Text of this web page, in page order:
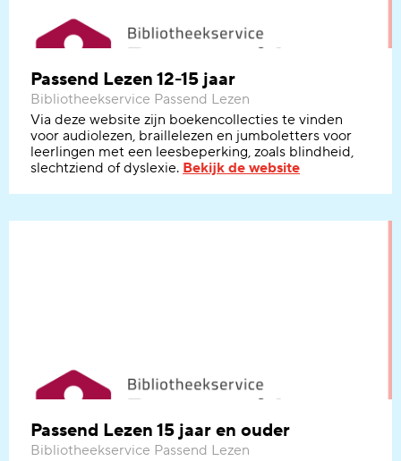
Passend Lezen 12-15 jaar
Bibliotheekservice Passend Lezen
Via deze website zijn boekencollecties te vinden
voor audiolezen, braillelezen en jumboletters voor
leerlingen met een leesbeperking, zoals blindheid,
slechtziend of dyslexie. Bekijk de website
Passend Lezen 15 jaar en ouder
Bibliotheekservice Passend Lezen